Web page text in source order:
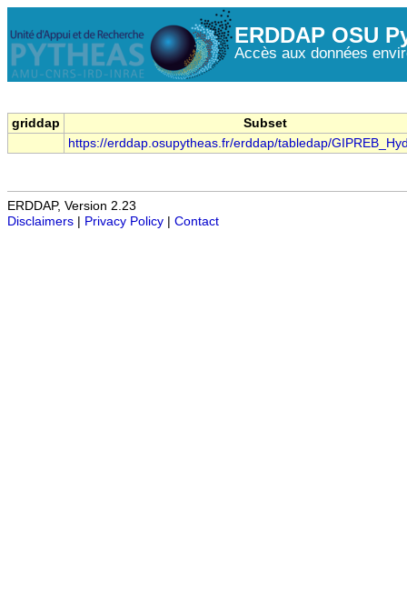
ERDDAP OSU
Accès aux données
griddap
Subset
https://erddap.osupytheas.fr/erddap/tabledap/
ERDDAP, Version 2.23
Disclaimers | Privacy Policy | Contact